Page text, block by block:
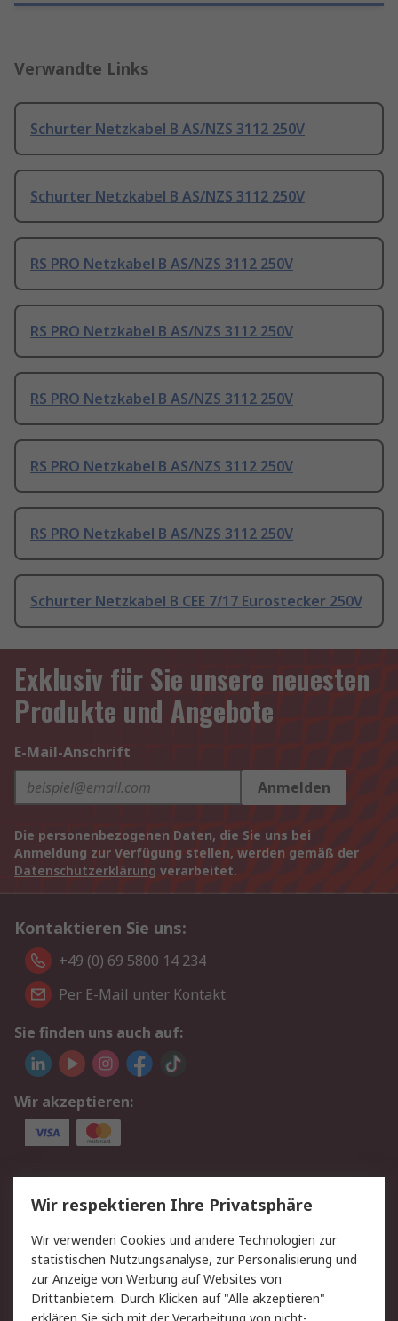
Verwandte Links
Schurter Netzkabel B AS/NZS 3112 250V
Schurter Netzkabel B AS/NZS 3112 250V
RS PRO Netzkabel B AS/NZS 3112 250V
RS PRO Netzkabel B AS/NZS 3112 250V
RS PRO Netzkabel B AS/NZS 3112 250V
RS PRO Netzkabel B AS/NZS 3112 250V
RS PRO Netzkabel B AS/NZS 3112 250V
Schurter Netzkabel B CEE 7/17 Eurostecker 250V
Exklusiv für Sie unsere neuesten
Produkte und Angebote
E-Mail-Anschrift
Anmelden
Die personenbezogenen Daten, die Sie uns bei
Anmeldung zur Verfügung stellen, werden gemäß der
Datenschutzerklärung verarbeitet.
Kontaktieren Sie uns:
+49 (0) 69 5800 14 234
Per E-Mail unter Kontakt
Sie finden uns auch auf:
Wir akzeptieren:
Service
Value Added Services
Lieferlösungen
Rücksendungen
Kontakt
Hilfe
Privatkunden
Rechtliches
Wir respektieren Ihre Privatsphäre
Wir verwenden Cookies und andere Technologien zur
statistischen Nutzungsanalyse, zur Personalisierung und
zur Anzeige von Werbung auf Websites von
Drittanbietern. Durch Klicken auf "Alle akzeptieren"